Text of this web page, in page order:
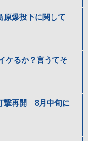
原爆投下に関して
ケるか？言うてそ
撃再開 8月中旬に